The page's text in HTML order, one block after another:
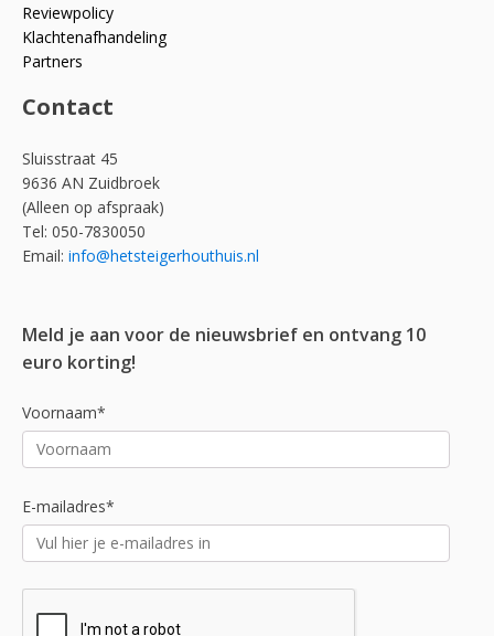
Reviewpolicy
Klachtenafhandeling
Partners
Contact
Sluisstraat 45
9636 AN Zuidbroek
(Alleen op afspraak)
Tel: 050-7830050
Email: info@hetsteigerhouthuis.nl
Meld je aan voor de nieuwsbrief en ontvang 10
euro korting!
Voornaam*
E-mailadres*